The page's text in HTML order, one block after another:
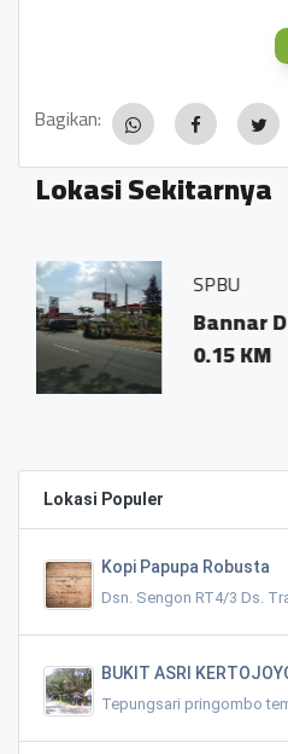
Bagikan:
Lokasi Sekitarnya
Deyangan magelang
KM
Lokasi Populer
Kopi Papupa Robusta
Dsn. Sengon RT4/3 Ds.
BUKIT ASRI
Tepungsari pringombo